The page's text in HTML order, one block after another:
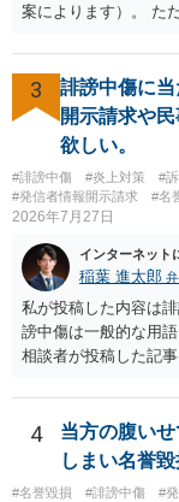
案によります）。 た
（日本の裁判所が認
ような金額ではあり
した場合の違約金（
味と抑止力がありま
がある場合を除いて
め、口外禁止条項に
（例えば弁護団事件
は、口外禁止の範囲
が、個人間の紛争で
自体が異常事態であ
設定しておく方が望
口外禁止条項は、違
効果を発揮するとい
3
誹謗中傷に当
開示請求や
欲しい。
#誹謗中傷 #炎上対策 #
#発信者情報開示請求
#名
2026年7月27日
インターネット
稲葉 進太郎
私が投稿した内容は
謗中傷は一般的な用
相談者が投稿した記
て、開示請求が認め
でしょうか？ →権利
ため、民事裁判や刑
に思われます。
4
当方の腹い
しまい名誉
#名誉毀損 #誹謗中傷 #